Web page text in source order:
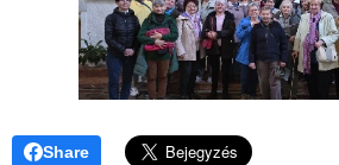
Share